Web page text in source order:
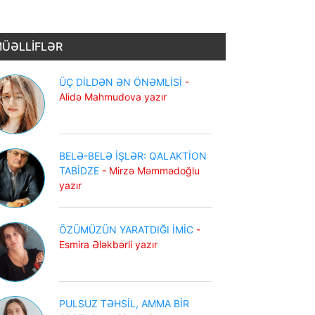
ÜÇ DİLDƏN ƏN ÖNƏMLİSİ -
Alidə Mahmudova yazır
BELƏ-BELƏ İŞLƏR: QALAKTİON
TABİDZE - Mirzə Məmmədoğlu
yazır
ÖZÜMÜZÜN YARATDIĞI İMİC -
Esmira Ələkbərli yazır
PULSUZ TƏHSİL, AMMA BİR